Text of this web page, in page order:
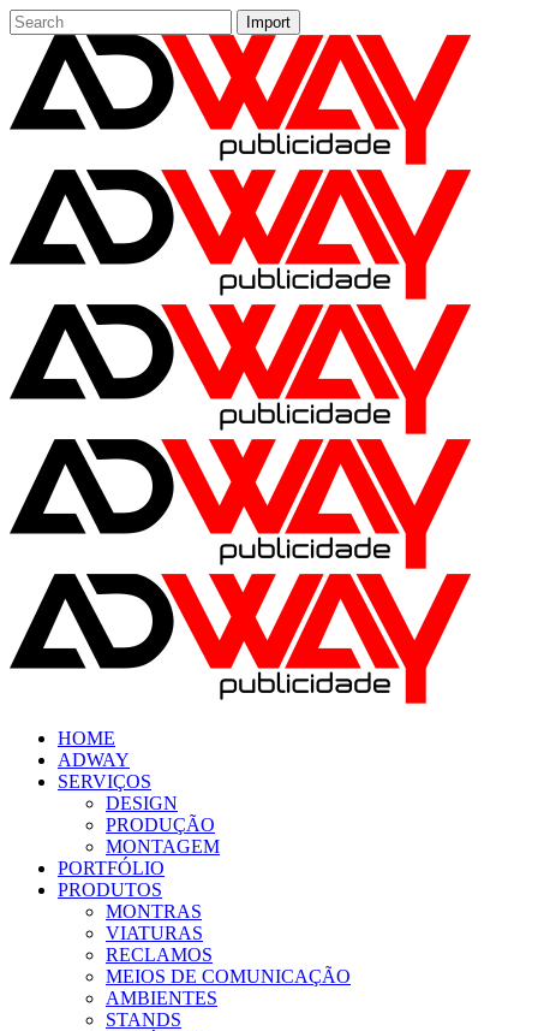
HOME
ADWAY
SERVIÇOS
DESIGN
PRODUÇÃO
MONTAGEM
PORTFÓLIO
PRODUTOS
MONTRAS
VIATURAS
RECLAMOS
MEIOS DE COMUNICAÇÃO
AMBIENTES
STANDS